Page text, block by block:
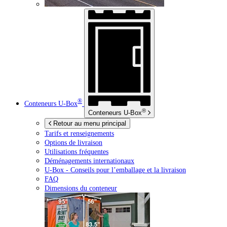
Conteneurs U-Box®
Conteneurs U-Box®
Retour au menu principal
Tarifs et renseignements
Options de livraison
Utilisations fréquentes
Déménagements internationaux
U-Box - Conseils pour l’emballage et la livraison
FAQ
Dimensions du conteneur